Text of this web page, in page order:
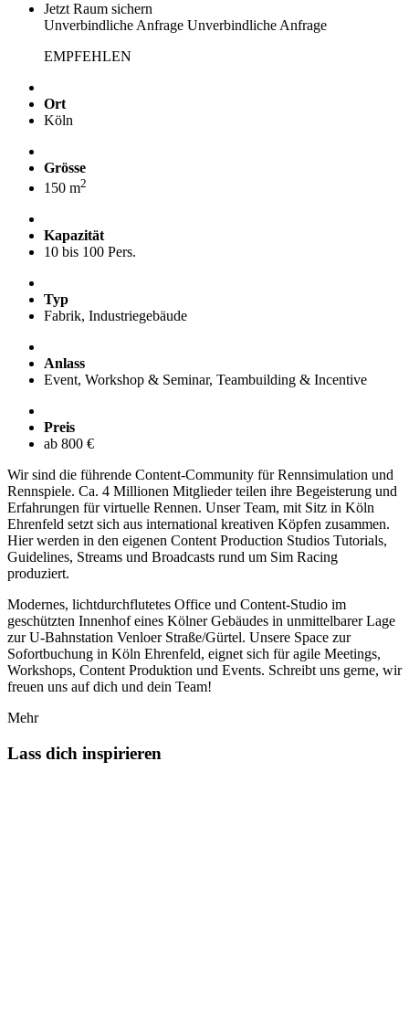
Jetzt Raum sichern
Unverbindliche Anfrage Unverbindliche Anfrage
EMPFEHLEN
Ort
Köln
Grösse
150 m2
Kapazität
10 bis 100 Pers.
Typ
Fabrik, Industriegebäude
Anlass
Event, Workshop & Seminar, Teambuilding & Incentive
Preis
ab 800 €
Wir sind die führende Content-Community für Rennsimulation und
Rennspiele. Ca. 4 Millionen Mitglieder teilen ihre Begeisterung und
Erfahrungen für virtuelle Rennen. Unser Team, mit Sitz in Köln
Ehrenfeld setzt sich aus international kreativen Köpfen zusammen.
Hier werden in den eigenen Content Production Studios Tutorials,
Guidelines, Streams und Broadcasts rund um Sim Racing
produziert.
Modernes, lichtdurchflutetes Office und Content-Studio im
geschützten Innenhof eines Kölner Gebäudes in unmittelbarer Lage
zur U-Bahnstation Venloer Straße/Gürtel. Unsere Space zur
Sofortbuchung in Köln Ehrenfeld, eignet sich für agile Meetings,
Workshops, Content Produktion und Events. Schreibt uns gerne, wir
freuen uns auf dich und dein Team!
Mehr
Lass dich inspirieren